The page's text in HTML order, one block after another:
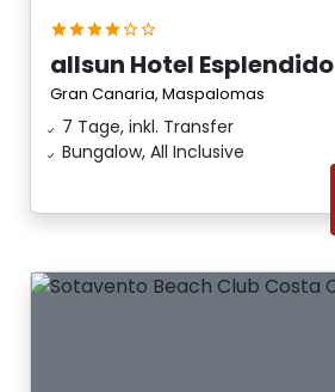
allsun Hotel Esplendido
Gran Canaria, Maspalomas
7 Tage, inkl. Transfer
Bungalow, All Inclusive